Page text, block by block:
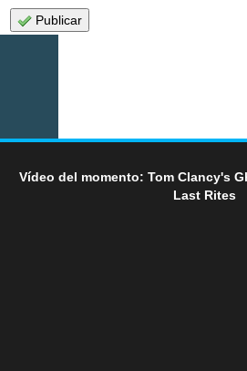
Publicar
Vídeo del momento: Tom Clancy's
Last Rites